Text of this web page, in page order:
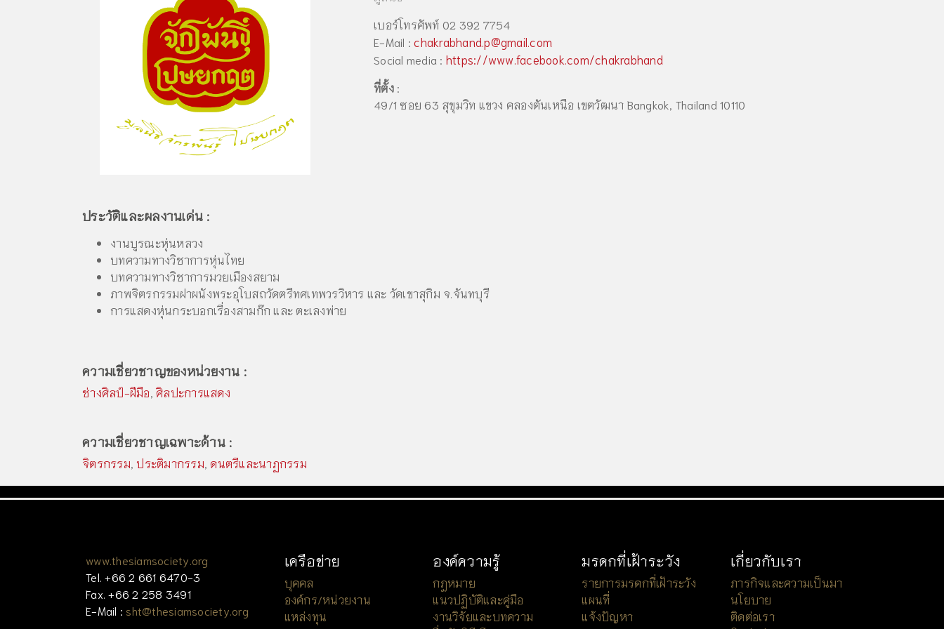
เบอร์โทรศัพท์ 02 392 7754
E-Mail :chakrabhand.p@gmail.com
Social media : https://www.facebook.com/chakrabhand
ที่ตั้ง:
49/1 ซอย 63 สุขุมวิท แขวง คลองตันเหนือ เขตวัฒนา Bangkok, Thailand 10110
ประวัติและผลงานเด่น :
งานบูรณะหุ่นหลวง
บทความทางวิชาการหุ่นไทย
บทความทางวิชาการมวยเมืองสยาม
ภาพจิตรกรรมฝาผนังพระอุโบสถวัดตรีทศเทพวรวิหาร และ วัดเขาสุกิม จ.จันทบุรี
การแสดงหุ่นกระบอกเรื่องสามก๊ก และ ตะเลงพ่าย
ความเชี่ยวชาญของหน่วยงาน :
ช่างศิลป์-ฝีมือ ศิลปะการแสดง
ความเชี่ยวชาญเฉพาะด้าน :
จิตรกรรม ประติมากรรม ดนตรีและนาฏกรรม
www.thesiamsociety.org
Tel. +66 2 661 6470-3
Fax. +66 2 258 3491
E-Mail : sht@thesiamsociety.org
เครือข่าย
บุคคล
องค์กร/หน่วยงาน
แหล่งทุน
องค์ความรู้
กฎหมาย
แนวปฏิบัติและคู่มือ
งานวิจัยและบทความ
มรดกที่เฝ้าระวัง
รายการมรดกที่เฝ้าระวัง
แผนที่
แจ้งปัญหา
เกี่ยวกับเรา
ภารกิจและความเป็นมา
นโยบาย
ติดต่อเรา